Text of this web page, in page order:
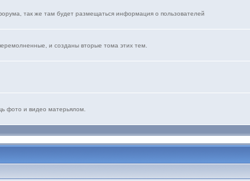
так же там будет размещаться информация о пользователей
и созданы вторые тома этих тем.
фото и видео матерьялом.